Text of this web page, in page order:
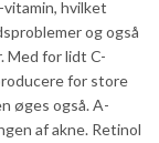
hvilket
og også
Med for lidt C-
for store
øges også. A-
af akne. Retinol